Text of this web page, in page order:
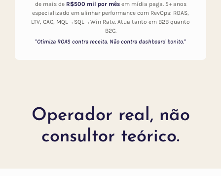
de mais de R$500 mil por mêsem mídia paga. 5+ anos
especializado em alinhar performance com RevOps: ROAS,
LTV, CAC, MQL→SQL→Win Rate. Atua tanto em B2B quanto
B2C.
"Otimiza ROAS contra receita. Não contra dashboard bonito."
Operador real, não
consultor teórico.